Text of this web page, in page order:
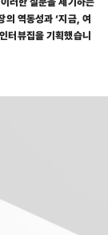
역동성과 ‘지금, 여
터뷰집을 기획했습니